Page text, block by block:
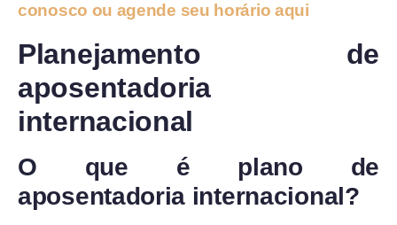
conosco ou agende seu horário aqui
Planejamento de
aposentadoria
internacional
O que é plano de
aposentadoria internacional?